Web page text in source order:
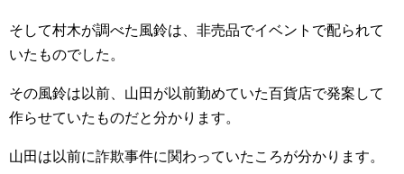
そして村木が調べた風鈴は、非売品でイベントで配られて
いたものでした。
その風鈴は以前、山田が以前勤めていた百貨店で発案して
作らせていたものだと分かります。
山田は以前に詐欺事件に関わっていたころが分かります。